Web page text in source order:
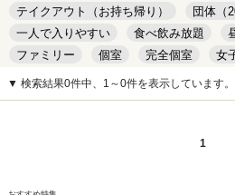
テイクアウト（お持ち帰り）
団体（
一人で入りやすい
食べ飲み放題
ファミリー
個室 完全個室 女
キッズルーム
安い デート
▼ 検索結果0件中、1～0件を表示しています。
1